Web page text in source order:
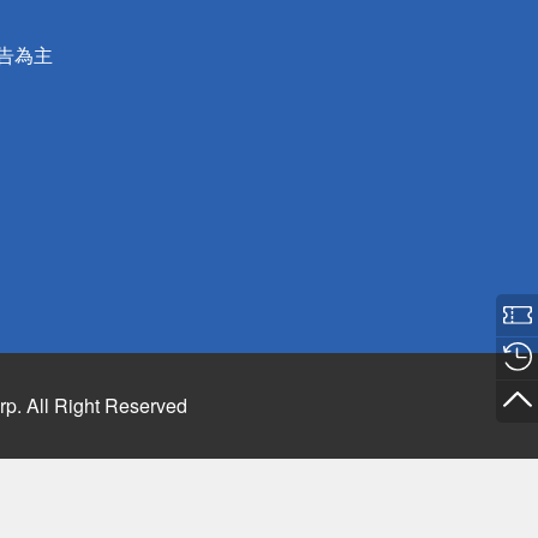
為主
All Right Reserved